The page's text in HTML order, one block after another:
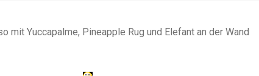
mit Yuccapalme, Pineapple Rug und Elefant an der Wand